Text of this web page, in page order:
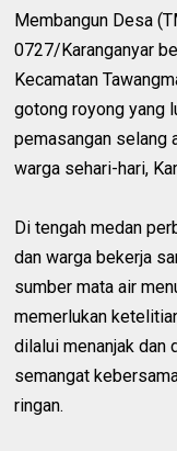
Membangun Desa
0727/Karanganyar
Kecamatan
gotong royong yang
pemasangan selang
warga sehari-hari,
Di tengah medan
dan warga bekerja
sumber mata air
memerlukan
dilalui menanjak dan
semangat
ringan.